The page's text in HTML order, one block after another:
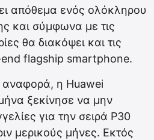
απόθεμα ενός ολόκληρου
και σύμφωνα με τις
θα διακόψει και τις
flagship smartphone.
η Huawei
ξεκίνησε να μην
για την σειρά P30
μερικούς μήνες. Εκτός